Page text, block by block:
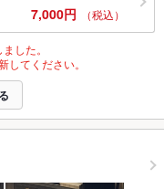
7,000円 （税込）
した。
てください。